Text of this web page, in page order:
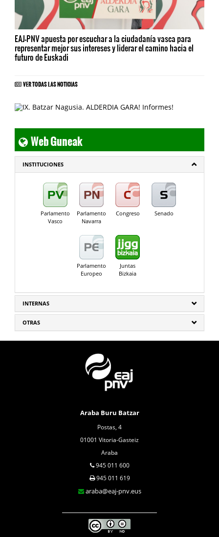
EAJ-PNV apuesta por escuchar a la ciudadanía vasca para
representar mejor sus intereses y liderar el camino hacia el
futuro de Euskadi
VER TODAS LAS NOTICIAS
Web Guneak
INSTITUCIONES
Parlamento
Vasco
Parlamento
Navarra
Congreso Senado
Parlamento
Europeo
Juntas
Bizkaia
INTERNAS
OTRAS
Araba Buru Batzar
Postas, 4
01001 Vitoria-Gasteiz
Araba
945 011 600
945 011 619
araba@eaj-pnv.eus